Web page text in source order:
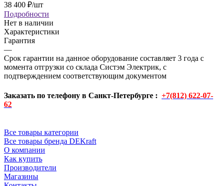
38 400 ₽/шт
Подробности
Нет в наличии
Характеристики
Гарантия
—
Срок гарантии на данное оборудование составляет 3 года с
момента отгрузки со склада Систэм Электрик, с
подтверждением соответствующим документом
Заказать по телефону в Санкт-Петербурге : +7(812) 622-07-
62
Все товары категории
Все товары бренда DEKraft
О компании
Как купить
Производители
Магазины